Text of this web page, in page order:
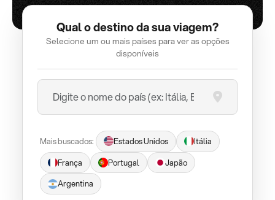
Qual o destino da sua viagem?
Selecione um ou mais países para ver as opções
disponíveis
Mais buscados: Estados Unidos
Itália
França
Portugal
Japão
Argentina